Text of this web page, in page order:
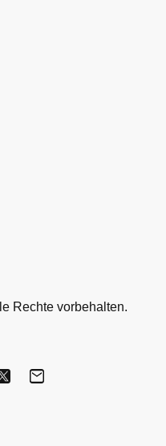
Rechte vorbehalten.